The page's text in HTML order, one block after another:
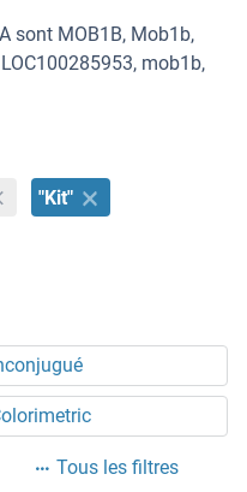
sont MOB1B, Mob1b,
mob1b,
"Kit"
Tous les filtres